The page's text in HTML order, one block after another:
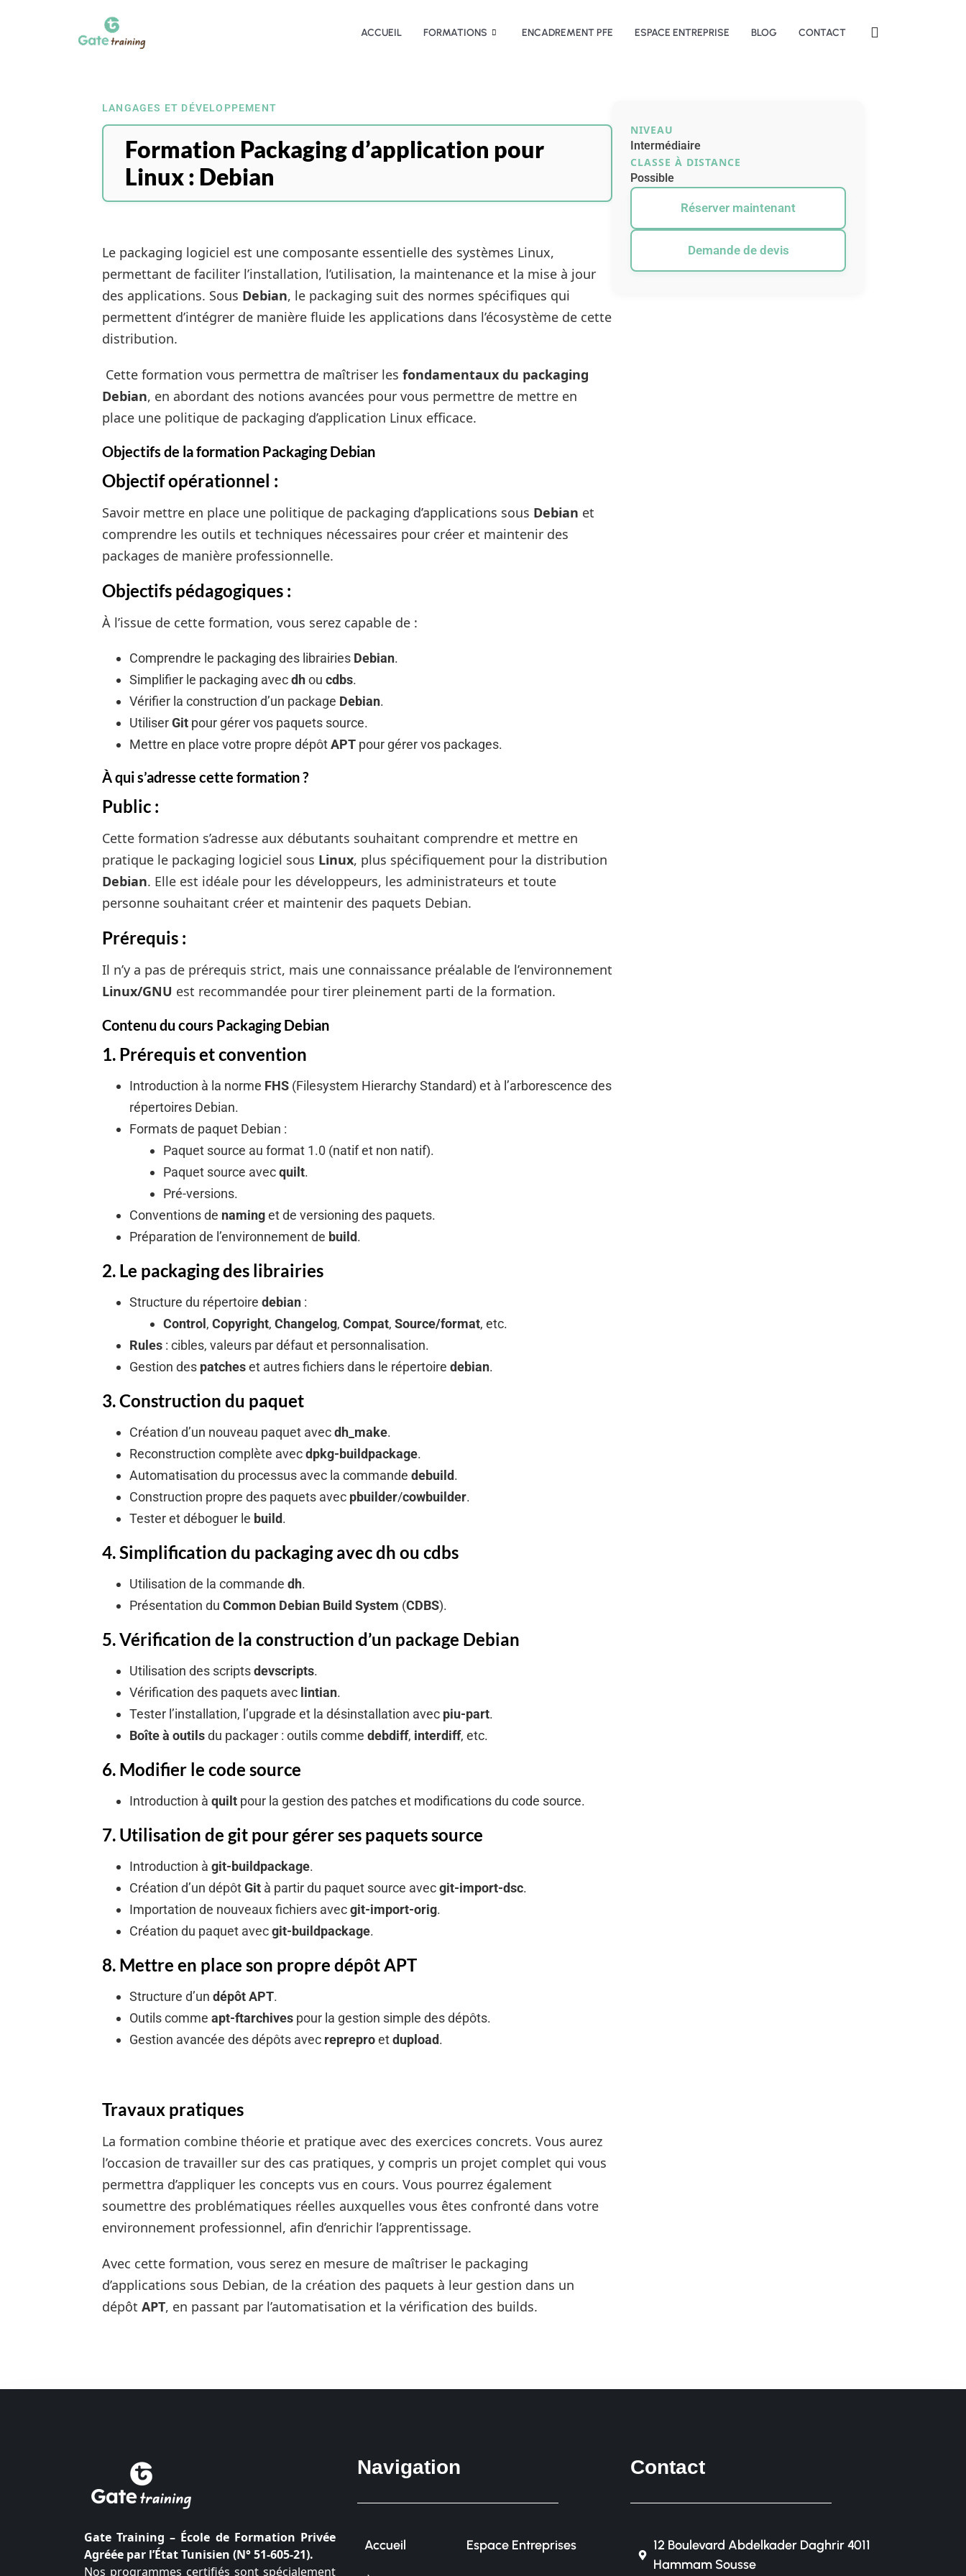
ACCUEIL FORMATIONS ENCADREMENT PFE ESPACE ENTREPRISE BLOG CONTACT
LANGAGES ET DÉVELOPPEMENT
Formation Packaging d’application pour
Linux : Debian
Le packaging logiciel est une composante essentielle des systèmes Linux,
permettant de faciliter l’installation, l’utilisation, la maintenance et la mise à jour
des applications. Sous Debian, le packaging suit des normes spécifiques qui
permettent d’intégrer de manière fluide les applications dans l’écosystème de cette
distribution.
Cette formation vous permettra de maîtriser les fondamentaux du packaging
Debian, en abordant des notions avancées pour vous permettre de mettre en
place une politique de packaging d’application Linux efficace.
Objectifs de la formation Packaging Debian
Objectif opérationnel :
Savoir mettre en place une politique de packaging d’applications sous Debian et
comprendre les outils et techniques nécessaires pour créer et maintenir des
packages de manière professionnelle.
Objectifs pédagogiques :
À l’issue de cette formation, vous serez capable de :
Comprendre le packaging des librairies Debian.
Simplifier le packaging avecdhou cdbs.
Vérifier la construction d’un package Debian.
UtiliserGit pour gérer vos paquets source.
Mettre en place votre propre dépôtAPT pour gérer vos packages.
À qui s’adresse cette formation ?
Public :
Cette formation s’adresse aux débutants souhaitant comprendre et mettre en
pratique le packaging logiciel sous Linux, plus spécifiquement pour la distribution
Debian. Elle est idéale pour les développeurs, les administrateurs et toute
personne souhaitant créer et maintenir des paquets Debian.
Prérequis :
Il n’y a pas de prérequis strict, mais une connaissance préalable de l’environnement
Linux/GNU est recommandée pour tirer pleinement parti de la formation.
Contenu du cours Packaging Debian
1. Prérequis et convention
Introduction à la norme FHS (Filesystem Hierarchy Standard) et à l’arborescence des
répertoires Debian.
Formats de paquet Debian :
Paquet source au format 1.0 (natif et non natif).
Paquet source avecquilt.
Pré-versions.
Conventions de naminget de versioning des paquets.
Préparation de l’environnement de build.
2. Le packaging des librairies
Structure du répertoire debian :
Control , Copyright, Changelog, Compat, Source/format, etc.
Rules : cibles, valeurs par défaut et personnalisation.
Gestion des patcheset autres fichiers dans le répertoire debian.
3. Construction du paquet
Création d’un nouveau paquet avecdh_make.
Reconstruction complète avecdpkg-buildpackage.
Automatisation du processus avec la commande debuild.
Construction propre des paquets avec pbuilder/cowbuilder.
Tester et déboguer le build.
4. Simplification du packaging avec dh ou cdbs
Utilisation de la commande dh.
Présentation du Common Debian Build System (CDBS).
5. Vérification de la construction d’un package Debian
Utilisation des scriptsdevscripts.
Vérification des paquets avec lintian.
Tester l’installation, l’upgrade et la désinstallation avec piu-part.
Boîte à outilsdu packager : outils comme debdiff, interdiff, etc.
6. Modifier le code source
Introduction à quilt pour la gestion des patches et modifications du code source.
7. Utilisation de git pour gérer ses paquets source
Introduction à git-buildpackage.
Création d’un dépôtGit à partir du paquet source avecgit-import-dsc.
Importation de nouveaux fichiers avecgit-import-orig.
Création du paquet avecgit-buildpackage.
8. Mettre en place son propre dépôt APT
Structure d’un dépôt APT.
Outils comme apt-ftarchives pour la gestion simple des dépôts.
Gestion avancée des dépôts avec repreproetdupload.
Travaux pratiques
La formation combine théorie et pratique avec des exercices concrets. Vous aurez
l’occasion de travailler sur des cas pratiques, y compris un projet complet qui vous
permettra d’appliquer les concepts vus en cours. Vous pourrez également
soumettre des problématiques réelles auxquelles vous êtes confronté dans votre
environnement professionnel, afin d’enrichir l’apprentissage.
Avec cette formation, vous serez en mesure de maîtriser le packaging
d’applications sous Debian, de la création des paquets à leur gestion dans un
dépôt APT, en passant par l’automatisation et la vérification des builds.
NIVEAU
Intermédiaire
CLASSE À DISTANCE
Possible
Réserver maintenant
Demande de devis
Gate Training – École de Formation Privée
Agréée par l’État Tunisien (N° 51-605-21).
Nos programmes certifiés sont spécialement
Navigation
Accueil Espace Entreprises
Contact
12 Boulevard Abdelkader Daghrir 4011
Hammam Sousse